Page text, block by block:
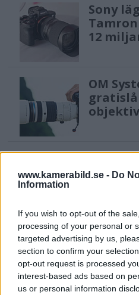
www.kamerabild.se - Do
Information
If you wish to opt-out of the
processing of your personal or
targeted advertising by us,
section to confirm your
opt-out request is processed
interest-based ads based on
us or personal information
Sony
12
OM
Sony FE
OSS –
fågel,
F3 Foto
Lund &